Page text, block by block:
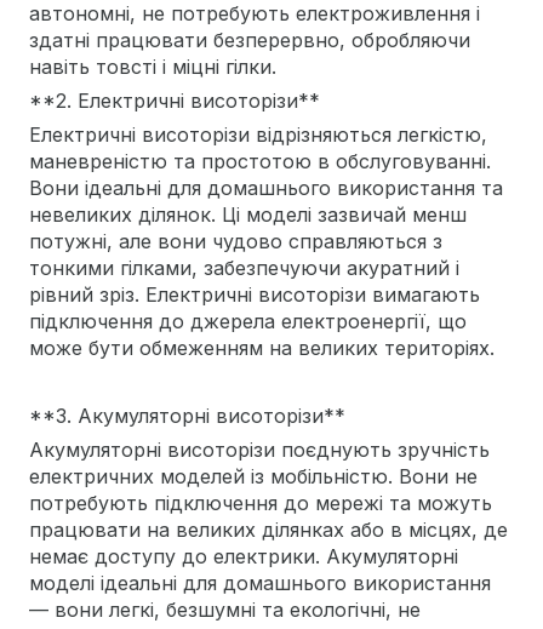
автономні, не потребують електроживлення і
здатні працювати безперервно, обробляючи
навіть товсті і міцні гілки.
**2. Електричні висоторізи**
Електричні висоторізи відрізняються легкістю,
маневреністю та простотою в обслуговуванні.
Вони ідеальні для домашнього використання та
невеликих ділянок. Ці моделі зазвичай менш
потужні, але вони чудово справляються з
тонкими гілками, забезпечуючи акуратний і
рівний зріз. Електричні висоторізи вимагають
підключення до джерела електроенергії, що
може бути обмеженням на великих територіях.
**3. Акумуляторні висоторізи**
Акумуляторні висоторізи поєднують зручність
електричних моделей із мобільністю. Вони не
потребують підключення до мережі та можуть
працювати на великих ділянках або в місцях, де
немає доступу до електрики. Акумуляторні
моделі ідеальні для домашнього використання
— вони легкі, безшумні та екологічні, не